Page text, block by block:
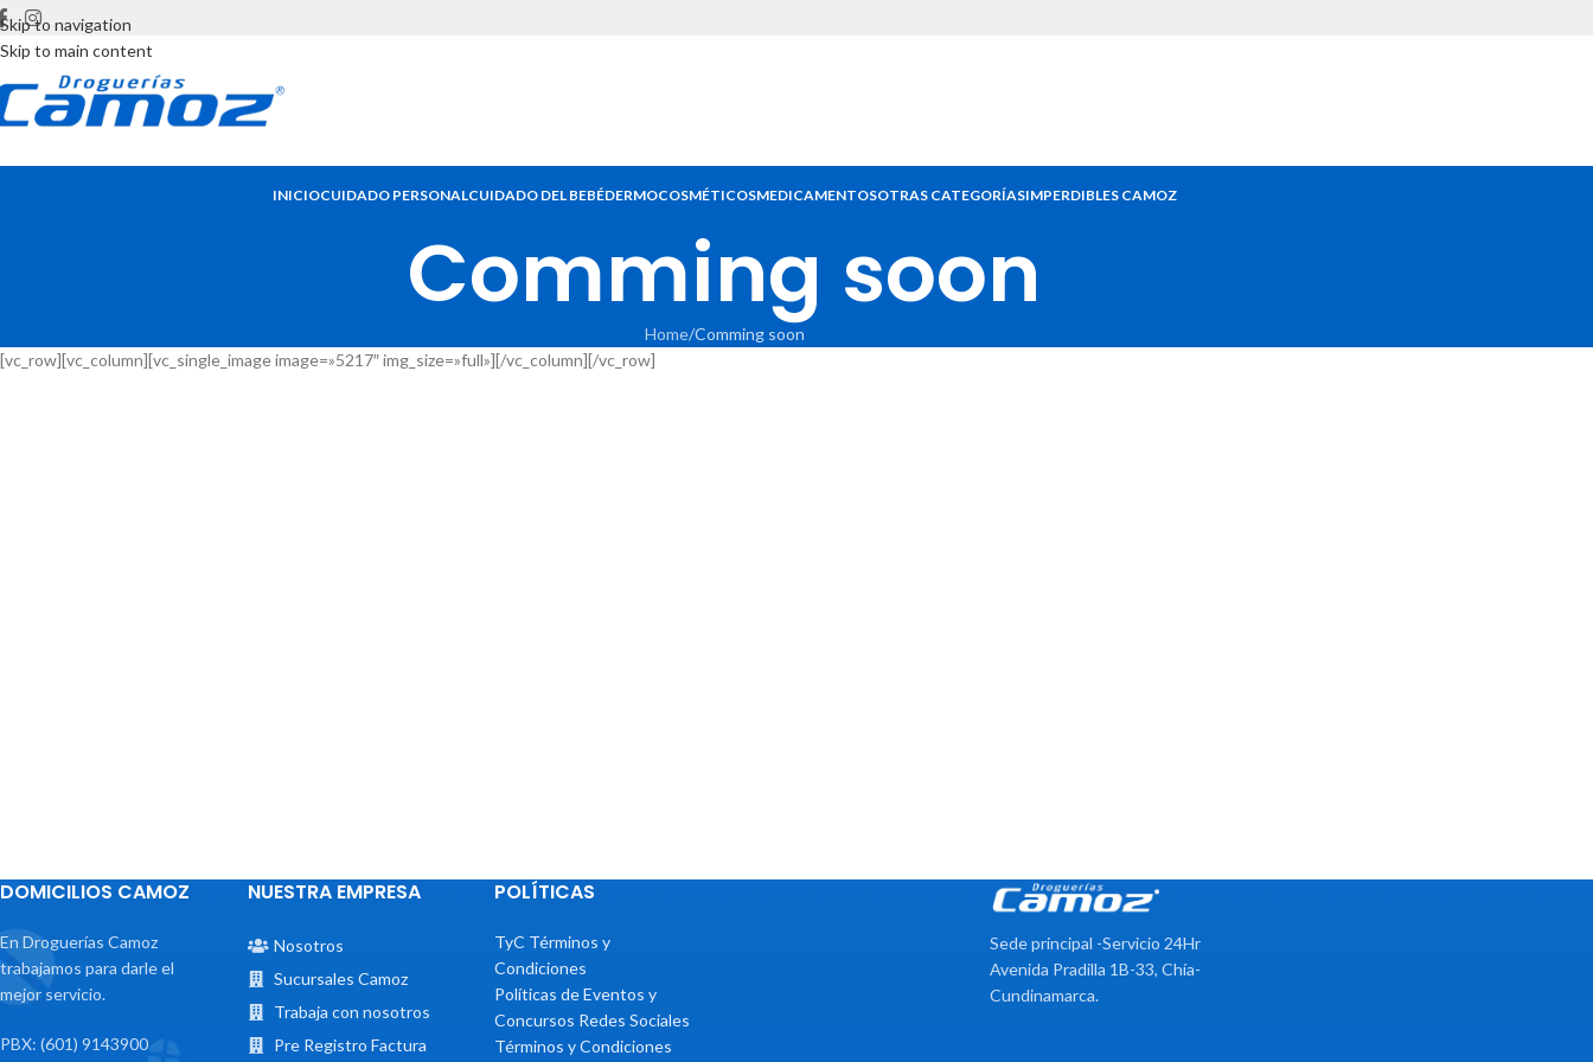
Skip to navigation
Skip to main content
INICIOCUIDADO PERSONALCUIDADO DEL BEBÉDERMOCOSMÉTICOSMEDICAMENTOSOTRAS CATEGORÍASIMPERDIBLES CAMOZ
Comming soon
Home Comming soon
[vc_row][vc_column][vc_single_image image=»5217″ img_size=»full»][/vc_column][/vc_row]
DOMICILIOS CAMOZ
En Droguerías Camoz
trabajamos para darle el
mejor servicio.
PBX: (601) 9143900
NUESTRA EMPRESA
Nosotros
Sucursales Camoz
Trabaja con nosotros
Pre Registro Factura
POLÍTICAS
TyC Términos y
Condiciones
Políticas de Eventos y
Concursos Redes Sociales
Términos y Condiciones
Sede principal -Servicio 24Hr
Avenida Pradilla 1B-33, Chía-
Cundinamarca.